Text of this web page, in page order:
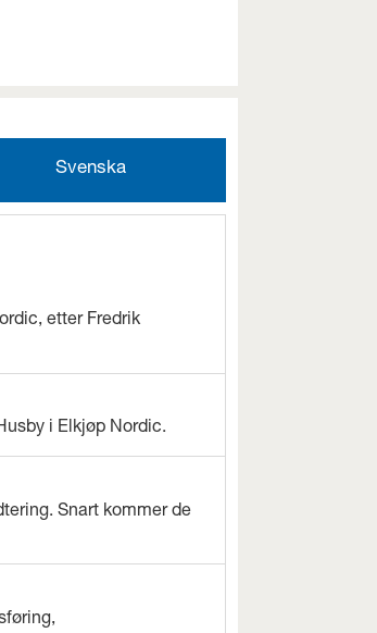
Svenska
etter Fredrik
i Elkjøp Nordic.
Snart kommer de